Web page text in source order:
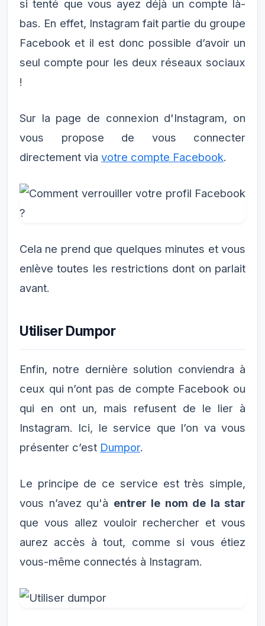
si tenté que vous ayez déjà un compte là-
bas. En effet, Instagram fait partie du groupe
Facebook et il est donc possible d’avoir un
seul compte pour les deux réseaux sociaux
!
Sur la page de connexion d'Instagram, on
vous propose de vous connecter
directement via votre compte Facebook.
Cela ne prend que quelques minutes et vous
enlève toutes les restrictions dont on parlait
avant.
Utiliser Dumpor
Enfin, notre dernière solution conviendra à
ceux qui n’ont pas de compte Facebook ou
qui en ont un, mais refusent de le lier à
Instagram. Ici, le service que l’on va vous
présenter c’est Dumpor.
Le principe de ce service est très simple,
vous n’avez qu'à entrer le nom de la star
que vous allez vouloir rechercher et vous
aurez accès à tout, comme si vous étiez
vous-même connectés à Instagram.